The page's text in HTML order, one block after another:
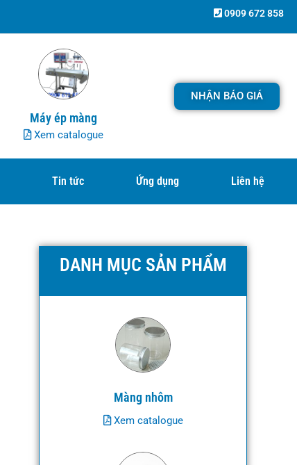
0909 672 858
Máy ép màng
Xem catalogue
NHẬN BÁO GIÁ
Tin tức Ứng dụng Liên hệ
DANH MỤC SẢN PHẨM
Màng nhôm
Xem catalogue